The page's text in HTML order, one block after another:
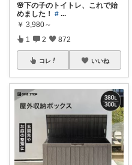
🌸下の子のトイトレ、これで始
めました！ # ...
￥ 3,980～
1 2 872
コレ いいね